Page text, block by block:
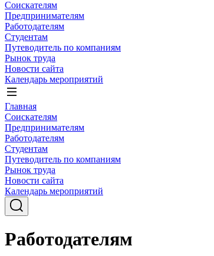
Соискателям
Предпринимателям
Работодателям
Студентам
Путеводитель по компаниям
Рынок труда
Новости сайта
Календарь мероприятий
Главная
Соискателям
Предпринимателям
Работодателям
Студентам
Путеводитель по компаниям
Рынок труда
Новости сайта
Календарь мероприятий
Работодателям